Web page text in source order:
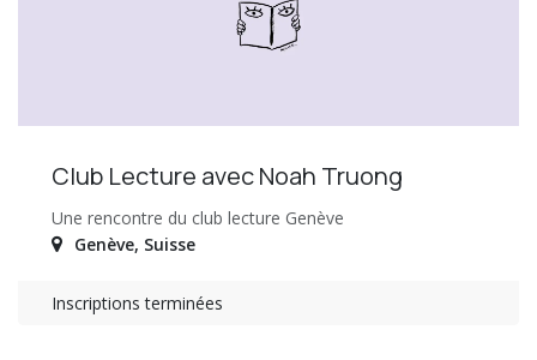
Club Lecture avec Noah Truong
Une rencontre du club lecture Genève
Genève, Suisse
Inscriptions terminées